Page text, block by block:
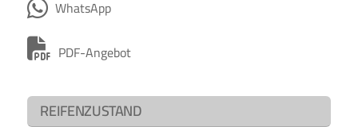
WhatsApp
PDF-Angebot
REIFENZUSTAND